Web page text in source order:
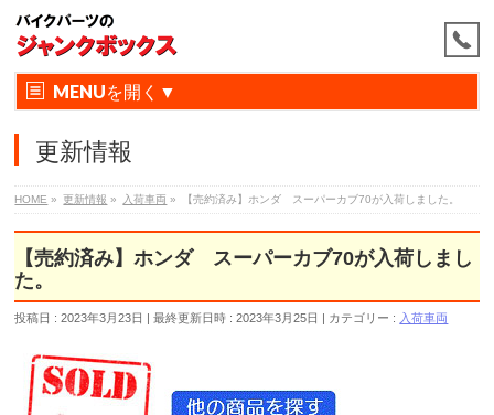
MENU
更新情報
HOME » 更新情報 » 入荷車両 » 【売約済み】ホンダ スーパーカブ70が入荷しました。
【売約済み】ホンダ スーパーカブ70が入荷しまし
た。
投稿日 : 2023年3月23日 最終更新日時 : 2023年3月25日 カテゴリー : 入荷車両